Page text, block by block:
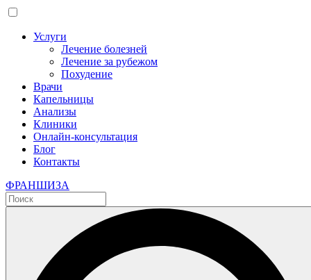
Услуги
Лечение болезней
Лечение за рубежом
Похудение
Врачи
Капельницы
Анализы
Клиники
Онлайн-консультация
Блог
Контакты
ФРАНШИЗА